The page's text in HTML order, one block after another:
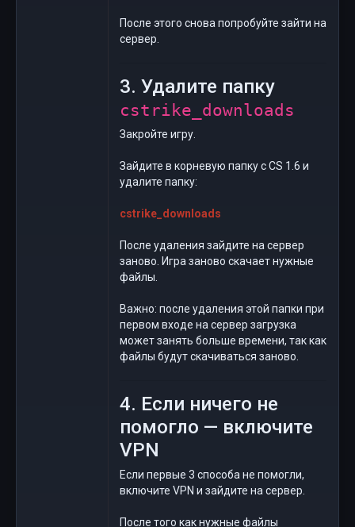
После этого снова попробуйте зайти на
сервер.
3. Удалите папку
cstrike_downloads
Закройте игру.
Зайдите в корневую папку с CS 1.6 и
удалите папку:
cstrike_downloads
После удаления зайдите на сервер
заново. Игра заново скачает нужные
файлы.
Важно: после удаления этой папки при
первом входе на сервер загрузка
может занять больше времени, так как
файлы будут скачиваться заново.
4. Если ничего не
помогло — включите
VPN
Если первые 3 способа не помогли,
включите VPN и зайдите на сервер.
После того как нужные файлы